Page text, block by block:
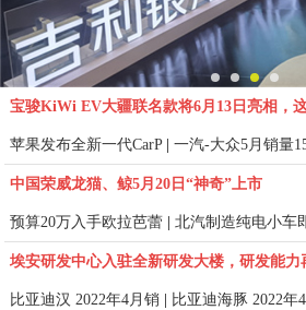
宝骏KiWi EV大疆联名款将6月13日亮相，
苹果发布全新一代CarP|一汽-大众5月销量
中国荣威龙猫、鲸5月20日“神奇”上市
预算20万入手欧拉芭蕾 |北汽制造纯电小车
埃安研发中心入驻全新研发大楼，研发能力
比亚迪汉 2022年4月销 比亚迪海豚 2022年4